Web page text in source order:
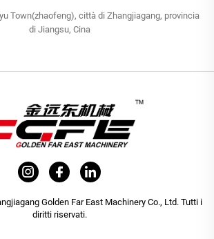
Town(zhaofeng), città di Zhangjiagang, provincia
di Jiangsu, Cina
Golden Far East Machinery Co., Ltd. Tutti i
diritti riservati.